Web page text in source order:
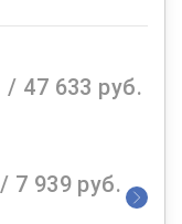
/ 47 633 руб.
/ 7 939 руб.